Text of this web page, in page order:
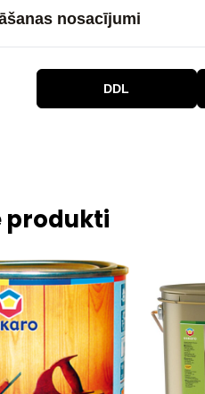
nosacījumi
DDL
produkti